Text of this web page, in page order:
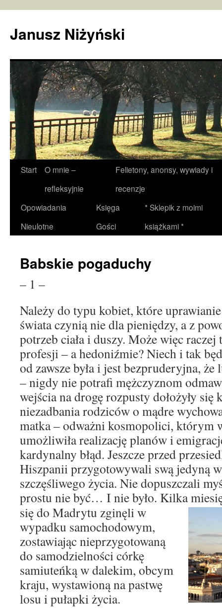
Janusz Niżyński
Przejdź
treści
Start
O mnie –
refleksyjnie
Felietony, anonsy, wywiady i
recenzje
Opowiadania
Nieulotne
Księga
Gości
* Sklepik z moimi
książkami *
Babskie pogaduchy
– 1 –
Należy do typu kobiet, które
świata czynią nie dla pieniędzy, a z
potrzeb ciała i duszy. Może więc raczej
profesji – a hedoniźmie? Niech i tak
od zawsze była i jest bezpruderyjna, że
– nigdy nie potrafi mężczyznom
wejścia na drogę rozpusty dołożyły się
niezadbania rodziców o mądre
matka – odważni kosmopolici, którym
umożliwiła realizację planów i
kardynalny błąd. Jeszcze przed
Hiszpanii przygotowywali swą jedyną
szczęśliwego życia. Nie dopuszczali
prostu nie być… I nie było. Kilka
się do Madrytu zginęli w
wypadku samochodowym,
zostawiając nieprzygotowaną
do samodzielności córkę
samiuteńką w dalekim, obcym
kraju, wystawioną na pastwę
losu i pułapki życia.